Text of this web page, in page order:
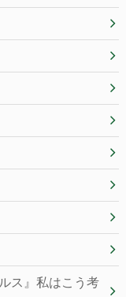
ス』私はこう考